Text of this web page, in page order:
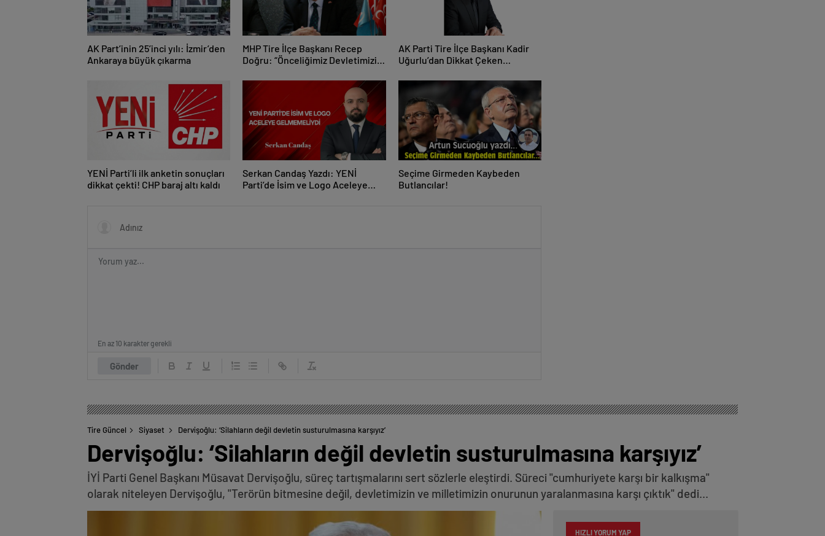
AK Part’inin 25’inci yılı: İzmir’den
Ankaraya büyük çıkarma
MHP Tire İlçe Başkanı Recep
Doğru: “Önceliğimiz Devletimizin
AK Parti Tire İlçe Başkanı Kadir
Uğurlu’dan Dikkat Çeken
YENİ Parti’li ilk anketin sonuçları
dikkat çekti! CHP baraj altı kaldı
Serkan Candaş Yazdı: YENİ
Parti’de İsim ve Logo Aceleye
Seçime Girmeden Kaybeden
Butlancılar!
Gönder
En az 10 karakter gerekli
Tire Güncel Siyaset Dervişoğlu: ‘Silahların değil devletin susturulmasına karşıyız’
Dervişoğlu: ‘Silahların değil devletin susturulmasına karşıyız’
İYİ Parti Genel Başkanı Müsavat Dervişoğlu, süreç tartışmalarını sert sözlerle eleştirdi. Süreci "cumhuriyete karşı bir kalkışma"
olarak niteleyen Dervişoğlu, "Terörün bitmesine değil, devletimizin ve milletimizin onurunun yaralanmasına karşı çıktık" dedi...
HIZLI YORUM YAP